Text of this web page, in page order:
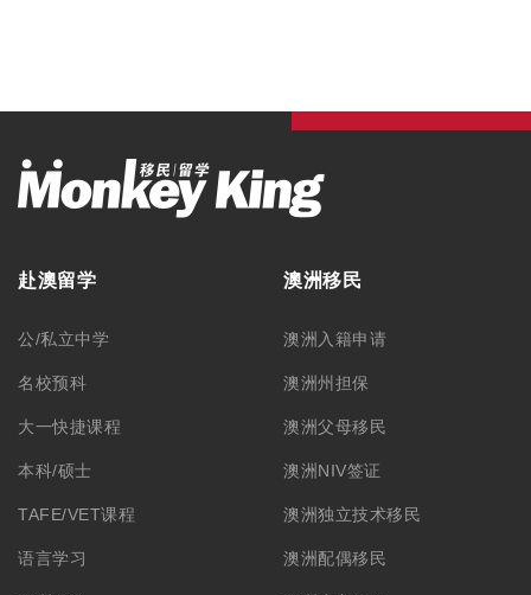
赴澳留学
公/私立中学
名校预科
大一快捷课程
本科/硕士
TAFE/VET课程
语言学习
澳洲移民
澳洲入籍申请
澳洲州担保
澳洲父母移民
澳洲NIV签证
澳洲独立技术移民
澳洲配偶移民